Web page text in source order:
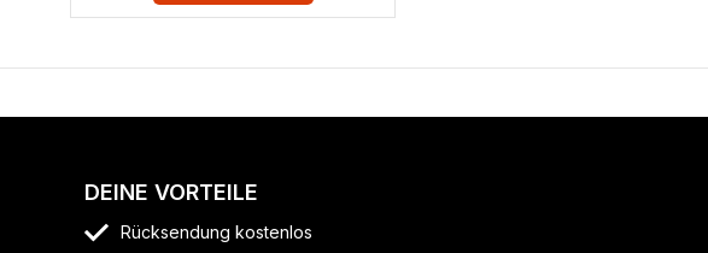
DEINE VORTEILE
Rücksendung kostenlos